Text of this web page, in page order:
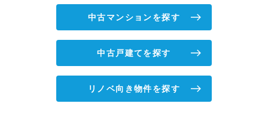
中古マンションを探す
中古戸建てを探す
リノベ向き物件を探す